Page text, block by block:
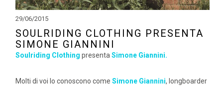
29/06/2015
SOULRIDING CLOTHING PRESENTA
SIMONE GIANNINI
Soulriding Clothing presentaSimone Giannini.
Molti di voi lo conoscono come Simone Giannini, longboarder